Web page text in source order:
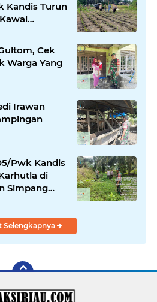
Kandis Turun
Cek
Warga Yang
Irawan
Pwk Kandis
di
Simpang
Selengkapnya